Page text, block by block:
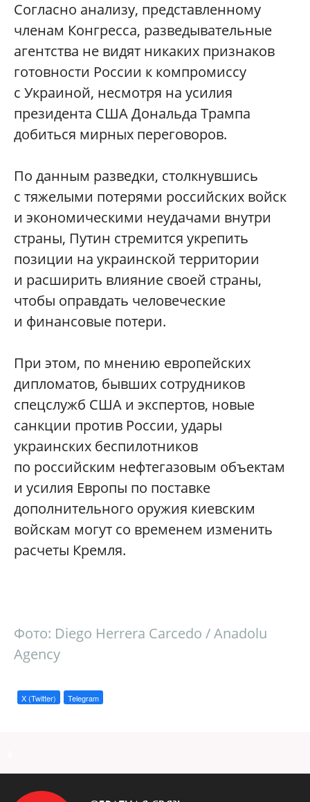
Согласно анализу, представленному
членам Конгресса, разведывательные
агентства не видят никаких признаков
готовности России к компромиссу
с Украиной, несмотря на усилия
президента США Дональда Трампа
добиться мирных переговоров.
По данным разведки, столкнувшись
с тяжелыми потерями российских войск
и экономическими неудачами внутри
страны, Путин стремится укрепить
позиции на украинской территории
и расширить влияние своей страны,
чтобы оправдать человеческие
и финансовые потери.
При этом, по мнению европейских
дипломатов, бывших сотрудников
спецслужб США и экспертов, новые
санкции против России, удары
украинских беспилотников
по российским нефтегазовым объектам
и усилия Европы по поставке
дополнительного оружия киевским
войскам могут со временем изменить
расчеты Кремля.
Фото: Diego Herrera Carcedo / Anadolu
Agency
X (Twitter) Telegram